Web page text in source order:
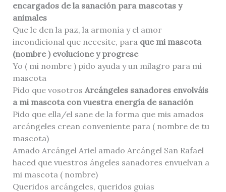
encargados de la sanación para mascotas y
animales
Que le den la paz, la armonía y el amor
incondicional que necesite, para que mi mascota
(nombre ) evolucione y progrese
Yo ( mi nombre ) pido ayuda y un milagro para mi
mascota
Pido que vosotros Arcángeles sanadores envolváis
a mi mascota con vuestra energía de sanación
Pido que ella/el sane de la forma que mis amados
arcángeles crean conveniente para ( nombre de tu
mascota)
Amado Arcángel Ariel amado Arcángel San Rafael
haced que vuestros ángeles sanadores envuelvan a
mi mascota ( nombre)
Queridos arcángeles, queridos guías